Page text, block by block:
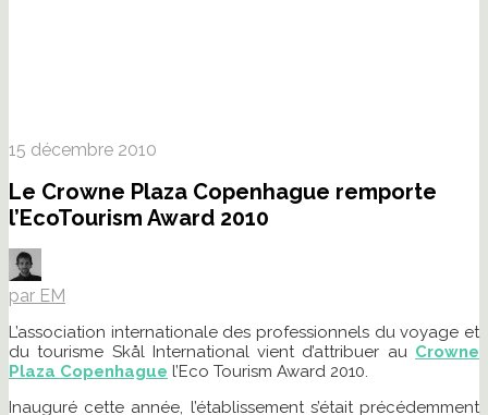
15 décembre 2010
Le Crowne Plaza Copenhague remporte
l’EcoTourism Award 2010
par EM
L’association internationale des professionnels du voyage et
du tourisme Skål International vient d’attribuer au Crowne
Plaza Copenhague l’Eco Tourism Award 2010.
Inauguré cette année, l’établissement s’était précédemment